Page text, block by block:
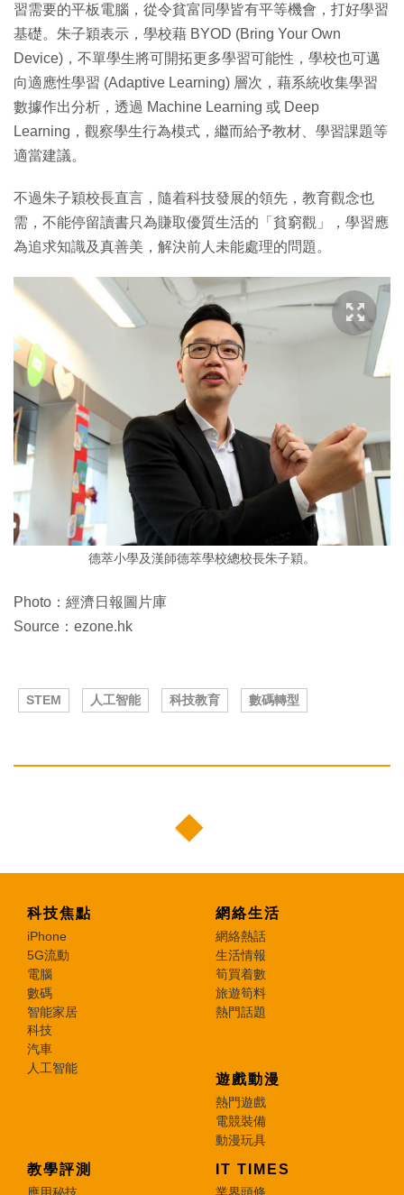
習需要的平板電腦，從令貧富同學皆有平等機會，打好學習
基礎。朱子穎表示，學校藉 BYOD (Bring Your Own
Device)，不單學生將可開拓更多學習可能性，學校也可邁
向適應性學習 (Adaptive Learning) 層次，藉系統收集學習
數據作出分析，透過 Machine Learning 或 Deep
Learning，觀察學生行為模式，繼而給予教材、學習課題等
適當建議。
不過朱子穎校長直言，隨着科技發展的領先，教育觀念也
需，不能停留讀書只為賺取優質生活的「貧窮觀」，學習應
為追求知識及真善美，解決前人未能處理的問題。
德萃小學及漢師德萃學校總校長朱子穎。
Photo：經濟日報圖片庫
Source：ezone.hk
STEM 人工智能 科技教育 數碼轉型
科技焦點
iPhone
5G流動
電腦
數碼
智能家居
科技
汽車
人工智能
網絡生活
網絡熱話
生活情報
筍買着數
旅遊筍料
熱門話題
遊戲動漫
熱門遊戲
電競裝備
動漫玩具
教學評測 IT TIMES